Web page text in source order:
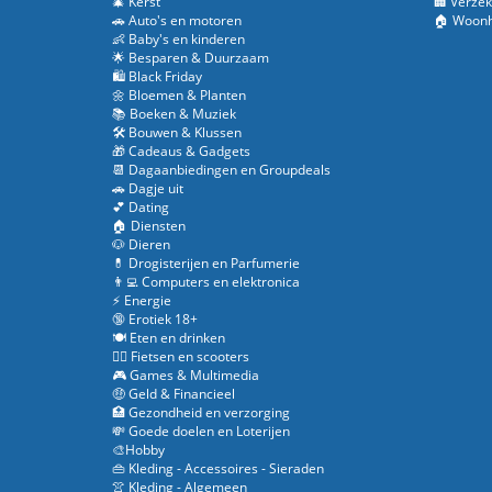
🚗 Auto's en motoren
👶 Baby's en kinderen
🌟 Besparen & Duurzaam
🛍️ Black Friday
🌼 Bloemen & Planten
📚 Boeken & Muziek
🛠️ Bouwen & Klussen
🎁 Cadeaus & Gadgets
📆 Dagaanbiedingen en Groupdeals
🚗 Dagje uit
💕 Dating
🏠 Diensten
🐶 Dieren
💊 Drogisterijen en Parfumerie
👨‍💻 Computers en elektronica
⚡ Energie
🔞 Erotiek 18+
🍽️ Eten en drinken
🚴‍♂️ Fietsen en scooters
🎮 Games & Multimedia
🤑 Geld & Financieel
🏥 Gezondheid en verzorging
💸 Goede doelen en Loterijen
🎨Hobby
👜 Kleding - Accessoires - Sieraden
👚 Kleding - Algemeen
🏠